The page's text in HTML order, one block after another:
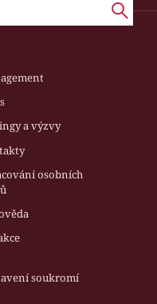
a výzvy
osobních
soukromí